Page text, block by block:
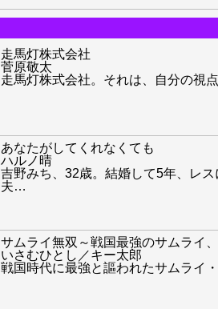
走馬灯株式会社
菅原敬太
走馬灯株式会社。それは、自分の視
あなたがしてくれなくても
ハルノ晴
吉野みち、32歳。結婚して5年、レス
夫…
サムライ無双～戦国最強のサムライ
いさむひとし／キー太郎
戦国時代に最強と謳われたサムライ